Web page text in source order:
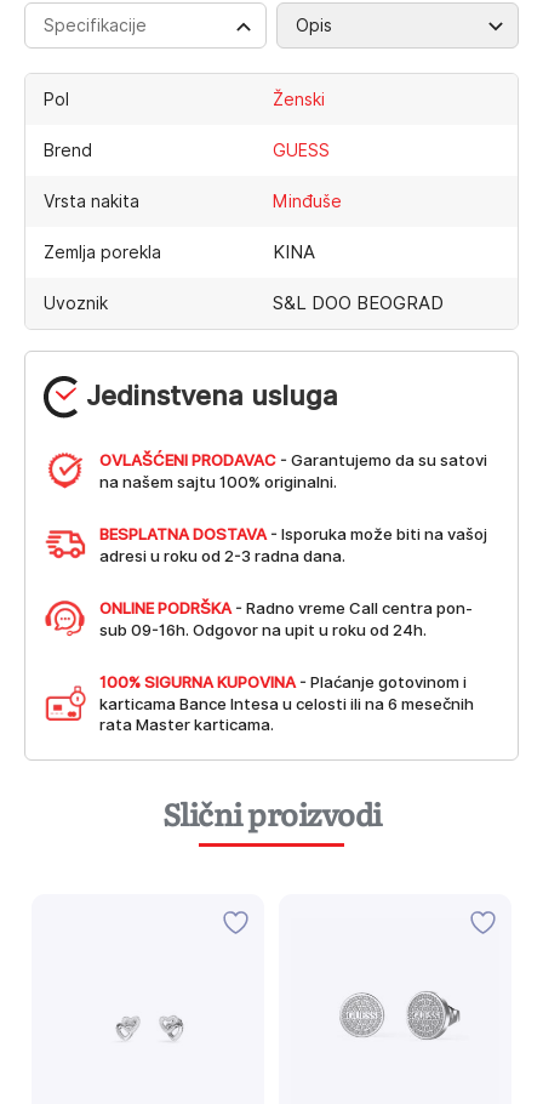
Jedinstvena usluga
OVLAŠĆENI PRODAVAC - Garantujemo da su satovi
na našem sajtu 100% originalni.
BESPLATNA DOSTAVA - Isporuka može biti na vašoj
adresi u roku od 2-3 radna dana.
ONLINE PODRŠKA - Radno vreme Call centra pon-
sub 09-16h. Odgovor na upit u roku od 24h.
100% SIGURNA KUPOVINA - Plaćanje gotovinom i
karticama Bance Intesa u celosti ili na 6 mesečnih
rata Master karticama.
Specifikacije Opis
Pol Ženski
Brend GUESS
Vrsta nakita Minđuše
Zemlja porekla KINA
Uvoznik S&L DOO BEOGRAD
Slični proizvodi